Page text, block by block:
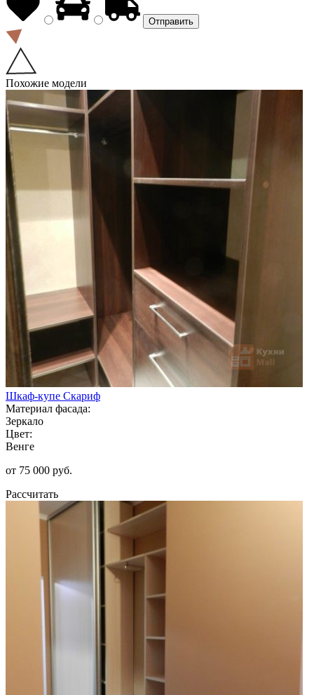
Похожие модели
Шкаф-купе Скариф
Материал фасада:
Зеркало
Цвет:
Венге
от 75 000 руб.
Рассчитать